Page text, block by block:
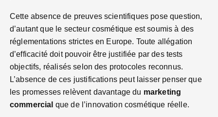
Cette absence de preuves scientifiques pose question,
d’autant que le secteur cosmétique est soumis à des
réglementations strictes en Europe. Toute allégation
d’efficacité doit pouvoir être justifiée par des tests
objectifs, réalisés selon des protocoles reconnus.
L’absence de ces justifications peut laisser penser que
les promesses relèvent davantage du marketing
commercial que de l’innovation cosmétique réelle.